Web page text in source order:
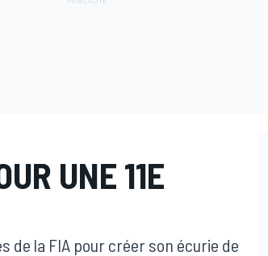
UNE 11E
de la FIA pour créer son écurie de